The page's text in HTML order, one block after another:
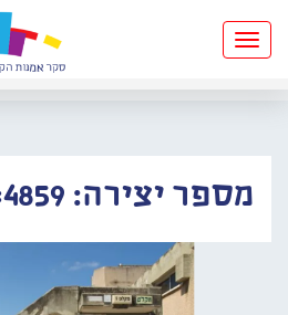
Toggle
navigation
מספר יצירה: #4859